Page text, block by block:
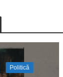
Politică